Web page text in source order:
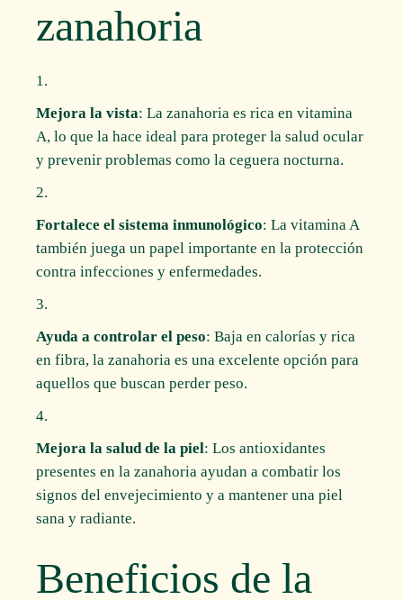
zanahoria
Mejora la vista: La zanahoria es rica en vitamina
A, lo que la hace ideal para proteger la salud ocular
y prevenir problemas como la ceguera nocturna.
Fortalece el sistema inmunológico: La vitamina A
también juega un papel importante en la protección
contra infecciones y enfermedades.
Ayuda a controlar el peso: Baja en calorías y rica
en fibra, la zanahoria es una excelente opción para
aquellos que buscan perder peso.
Mejora la salud de la piel: Los antioxidantes
presentes en la zanahoria ayudan a combatir los
signos del envejecimiento y a mantener una piel
sana y radiante.
Beneficios de la